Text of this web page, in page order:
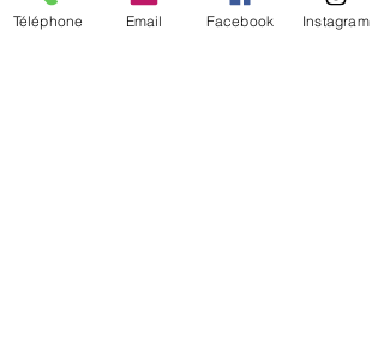
Téléphone Email Facebook Instagram